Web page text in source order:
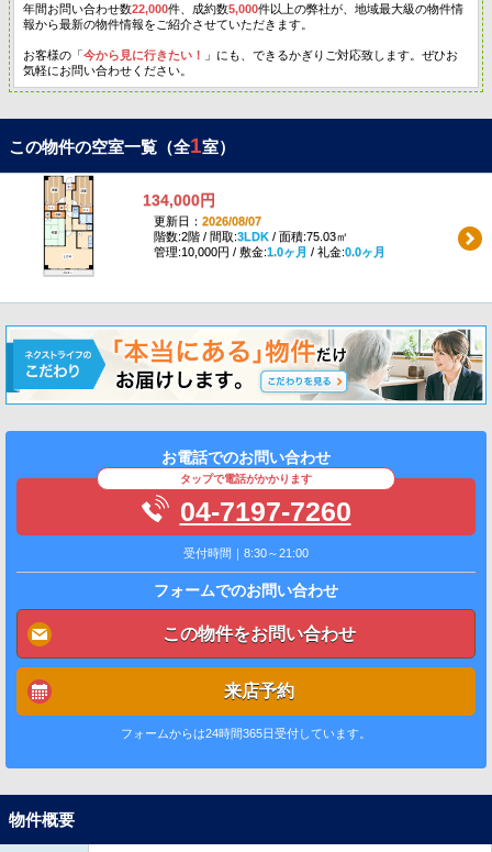
年間お問い合わせ数22,000件、成約数5,000件以上の弊社が、地域最大級の物件情
報から最新の物件情報をご紹介させていただきます。
お客様の「今から見に行きたい！
」にも、できるかぎりご対応致します。ぜひお
気軽にお問い合わせください。
この物件の空室一覧（全1室）
134,000円
更新日： 2026/08/07
階数:2階 / 間取:3LDK/ 面積:75.03㎡
管理:10,000円 / 敷金:1.0ヶ月 / 礼金:0.0ヶ月
お電話でのお問い合わせ
タップで電話がかかります
04-7197-7260
受付時間｜8:30～21:00
フォームでのお問い合わせ
この物件をお問い合わせ
来店予約
フォームからは24時間365日受付しています。
物件概要